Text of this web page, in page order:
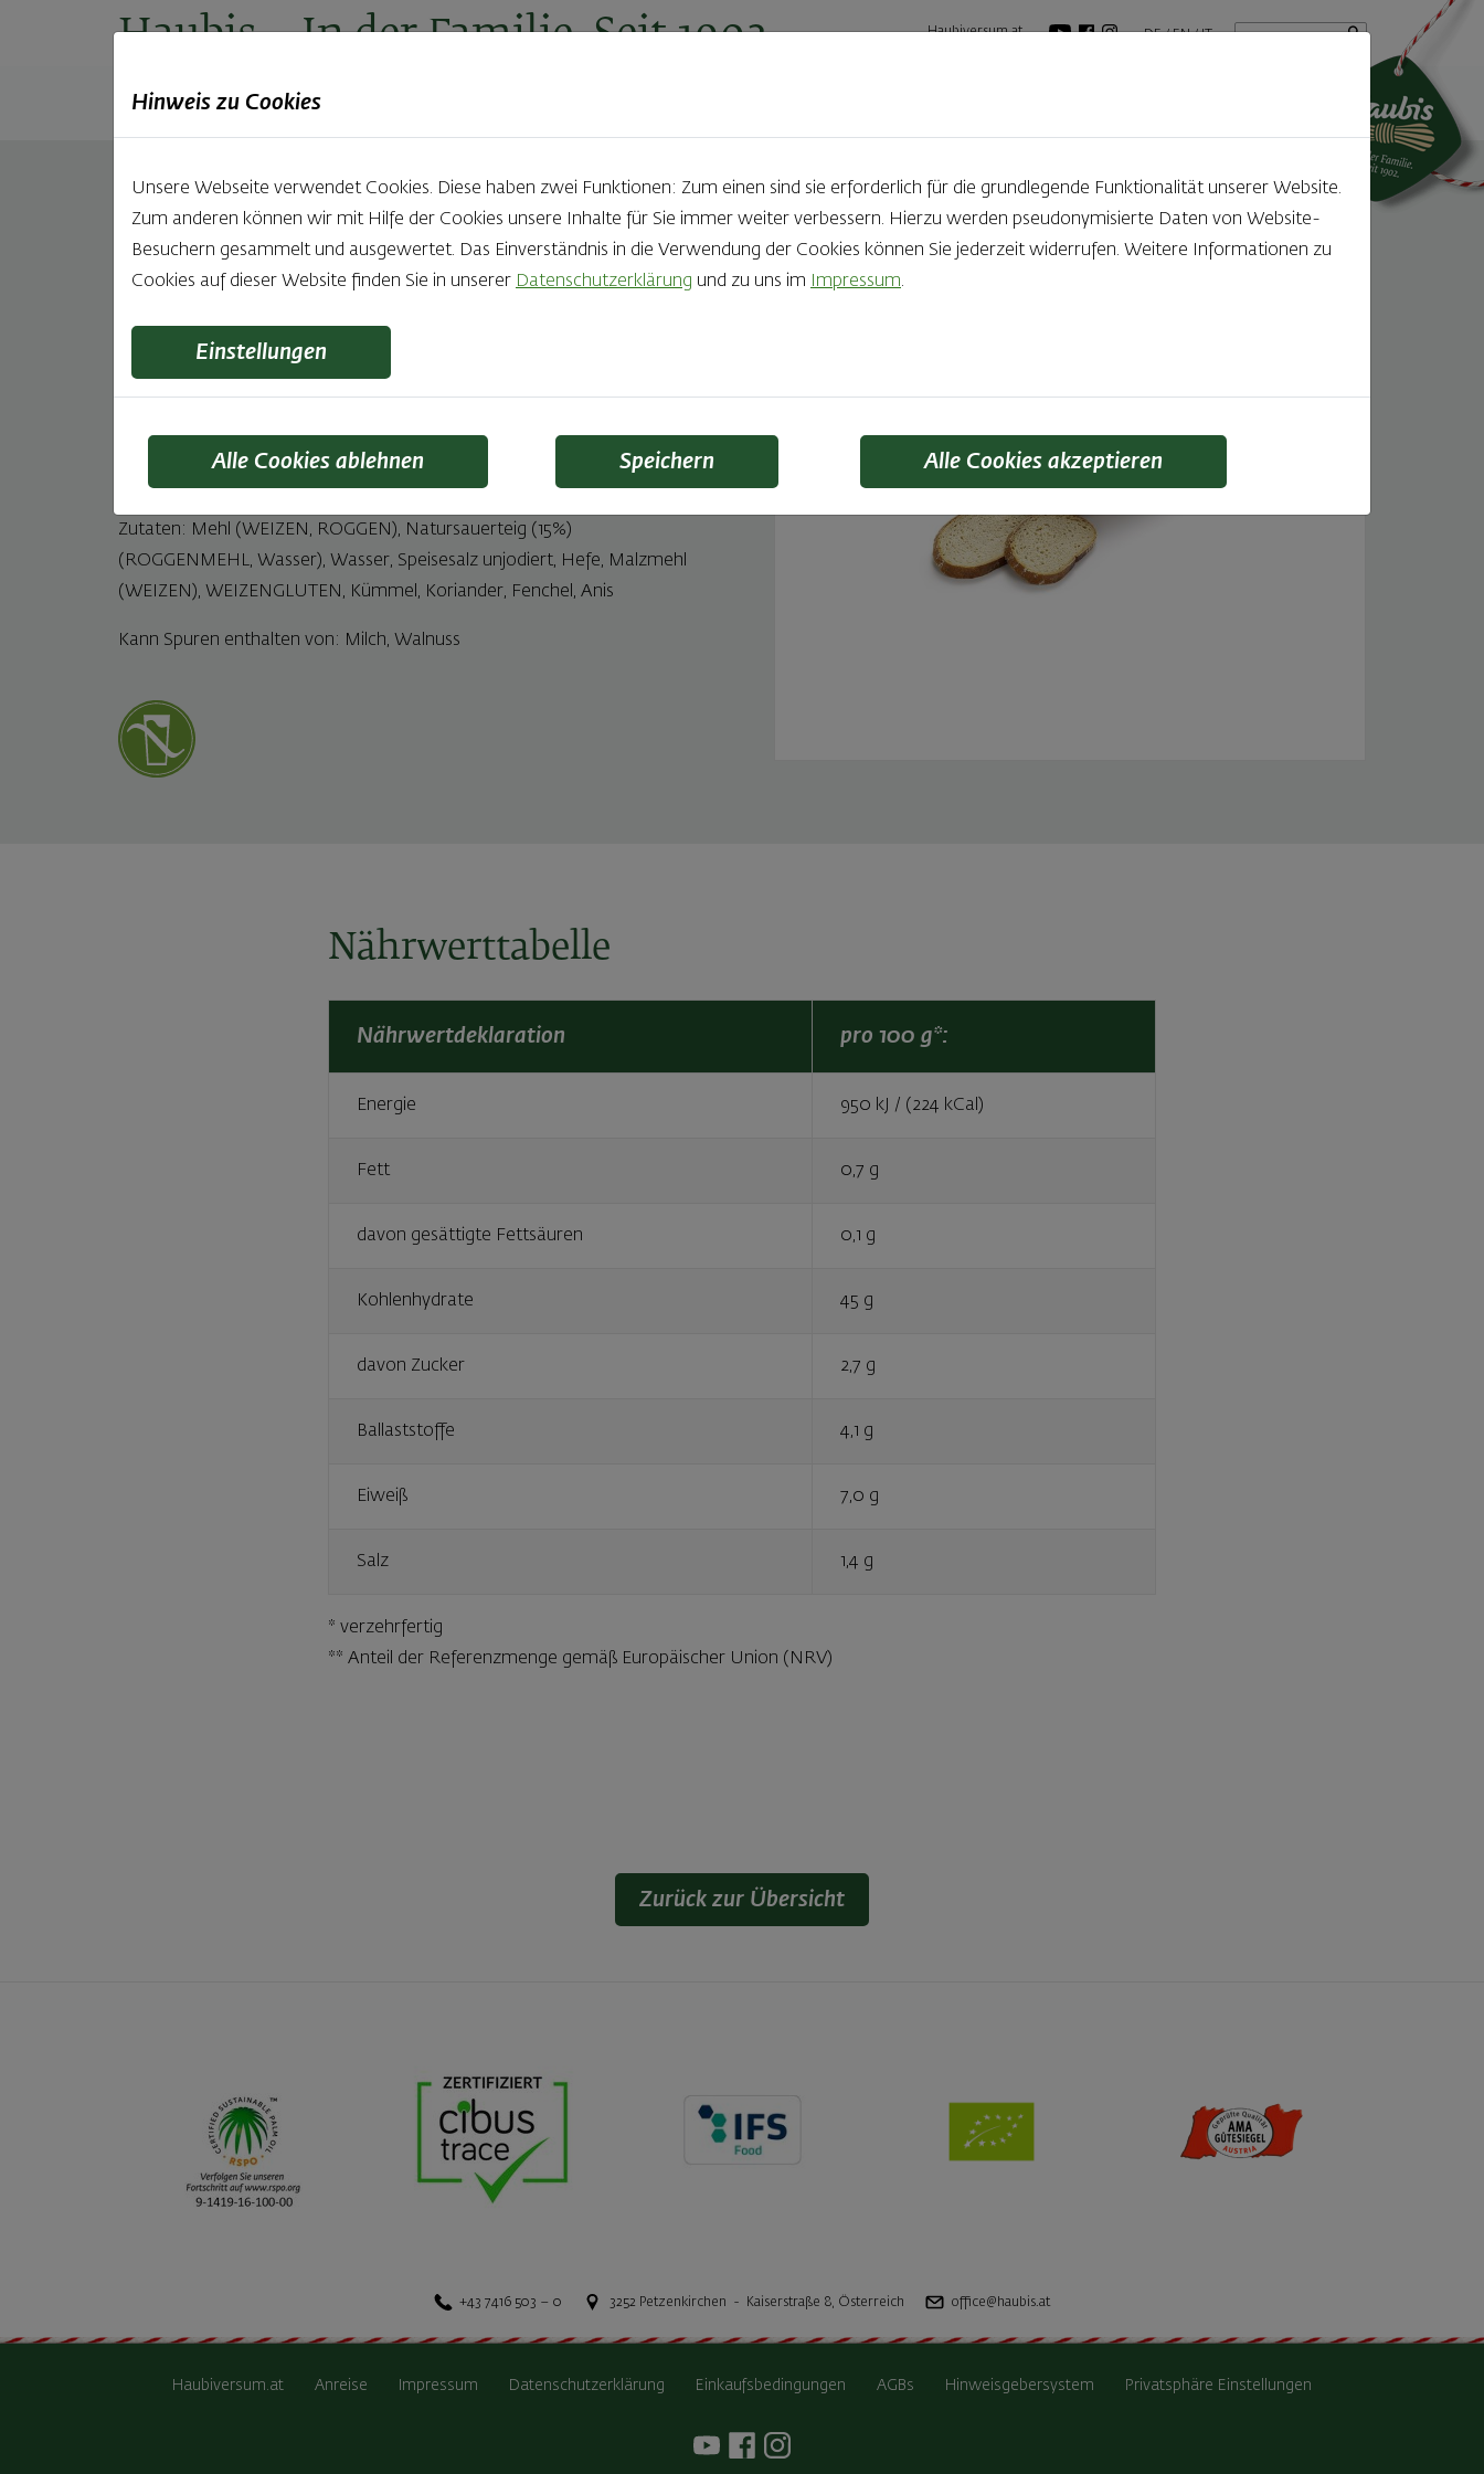
Haubis– In der Familie. Seit 1902. Haubiversum.at DE EN IT Suchbegriff
Produkte Backstuben
Schweizerbrot
500g
und auch genauso mild im Geschmack, eben nur kleiner und halb so
schwer. Und durch den Einsatz von Natursauerteig besonders saftig und
Zutaten
Zutaten: Mehl (WEIZEN, ROGGEN), Natursauerteig (15%)
(ROGGENMEHL, Wasser), Wasser, Speisesalz unjodiert, Hefe, Malzmehl
(WEIZEN), WEIZENGLUTEN, Kümmel, Koriander, Fenchel, Anis
Kann Spuren enthalten von: Milch, Walnuss
Nährwerttabelle
Nährwertdeklaration pro 100 g*:
Energie 950 kJ / (224 kCal)
Fett 0,7 g
davon gesättigte Fettsäuren 0,1 g
Kohlenhydrate 45 g
davon Zucker 2,7 g
Ballaststoffe 4,1 g
Eiweiß 7,0 g
Salz 1,4 g
* verzehrfertig
** Anteil der Referenzmenge gemäß Europäischer Union (NRV)
Zurück zur Übersicht
+43 7416 503 – 0 3252 Petzenkirchen - Kaiserstraße 8, Österreich office@haubis.at
Haubiversum.at Anreise Impressum Datenschutzerklärung Einkaufsbedingungen AGBs Hinweisgebersystem Privatsphäre Einstellungen
Hinweis zu Cookies
Unsere Webseite verwendet Cookies. Diese haben zwei Funktionen: Zum einen sind sie erforderlich für die grundlegende Funktionalität unserer Website.
Zum anderen können wir mit Hilfe der Cookies unsere Inhalte für Sie immer weiter verbessern. Hierzu werden pseudonymisierte Daten von Website-
Besuchern gesammelt und ausgewertet. Das Einverständnis in die Verwendung der Cookies können Sie jederzeit widerrufen. Weitere Informationen zu
Cookies auf dieser Website finden Sie in unserer Datenschutzerklärung und zu uns im Impressum.
Einstellungen
Alle Cookies ablehnen Speichern Alle Cookies akzeptieren